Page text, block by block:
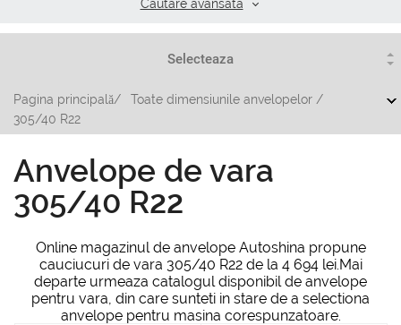
Cautare аvansata
Pagina principală/ Toate dimensiunile anvelopelor /
305/40 R22
Anvelope de vara
305/40 R22
Online magazinul de anvelope Autoshina propune
cauciucuri de vara 305/40 R22 de la 4 694 lei.Mai
departe urmeaza catalogul disponibil de anvelope
pentru vara, din care sunteti in stare de a selectiona
anvelope pentru masina corespunzatoare.